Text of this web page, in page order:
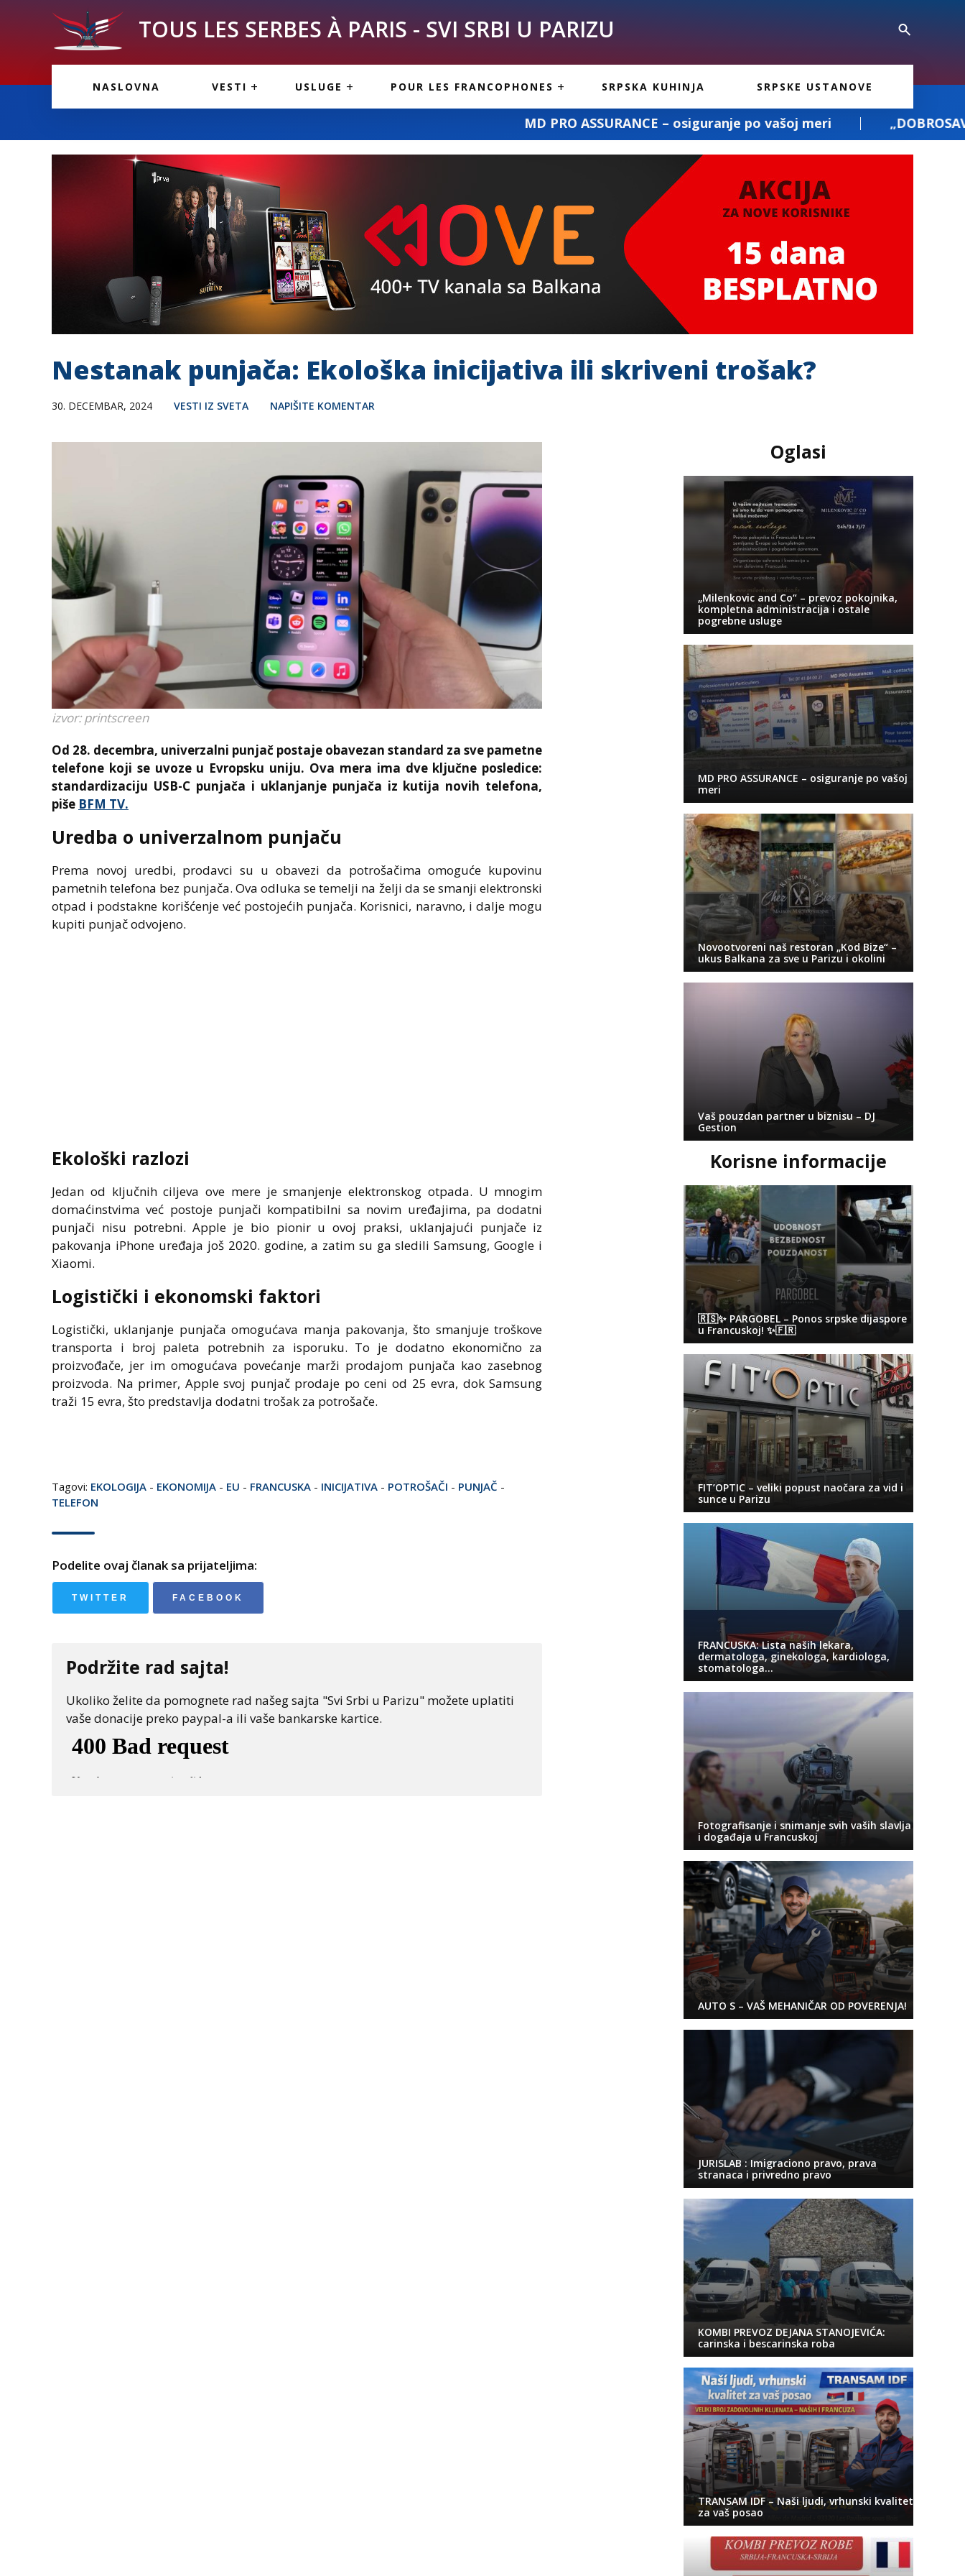
TOUS LES SERBES À PARIS - SVI SRBI U PARIZU
NASLOVNA VESTI USLUGE
INFORMACIJE
POUR LES FRANCOPHONES
PARIS
CUISINE SERBE
SRPSKA KUHINJA SRPSKE USTANOVE
MD PRO ASSURANCE – osiguranje po vašoj meri „DOBROSAV PREVOZ“:
Nestanak punjača: Ekološka inicijativa ili skriveni trošak?
30. DECEMBAR, 2024 VESTI IZ SVETA NAPIŠITE KOMENTAR
izvor: printscreen
Od 28. decembra, univerzalni punjač postaje obavezan standard za sve pametne
telefone koji se uvoze u Evropsku uniju. Ova mera ima dve ključne posledice:
standardizaciju USB-C punjača i uklanjanje punjača iz kutija novih telefona,
piše BFM TV.
Uredba o univerzalnom punjaču
Prema novoj uredbi, prodavci su u obavezi da potrošačima omoguće kupovinu
pametnih telefona bez punjača. Ova odluka se temelji na želji da se smanji elektronski
otpad i podstakne korišćenje već postojećih punjača. Korisnici, naravno, i dalje mogu
kupiti punjač odvojeno.
Ekološki razlozi
Jedan od ključnih ciljeva ove mere je smanjenje elektronskog otpada. U mnogim
domaćinstvima već postoje punjači kompatibilni sa novim uređajima, pa dodatni
punjači nisu potrebni. Apple je bio pionir u ovoj praksi, uklanjajući punjače iz
pakovanja iPhone uređaja još 2020. godine, a zatim su ga sledili Samsung, Google i
Xiaomi.
Logistički i ekonomski faktori
Logistički, uklanjanje punjača omogućava manja pakovanja, što smanjuje troškove
transporta i broj paleta potrebnih za isporuku. To je dodatno ekonomično za
proizvođače, jer im omogućava povećanje marži prodajom punjača kao zasebnog
proizvoda. Na primer, Apple svoj punjač prodaje po ceni od 25 evra, dok Samsung
traži 15 evra, što predstavlja dodatni trošak za potrošače.
Tagovi: EKOLOGIJA - EKONOMIJA - EU - FRANCUSKA - INICIJATIVA - POTROŠAČI - PUNJAČ -
TELEFON
Podelite ovaj članak sa prijateljima:
TWITTER FACEBOOK
Podržite rad sajta!
Ukoliko želite da pomognete rad našeg sajta "Svi Srbi u Parizu" možete uplatiti
vaše donacije preko paypal-a ili vaše bankarske kartice.
Oglasi
„Milenkovic and Co“ – prevoz pokojnika,
kompletna administracija i ostale
pogrebne usluge
MD PRO ASSURANCE – osiguranje po vašoj
meri
Novootvoreni naš restoran „Kod Bize“ –
ukus Balkana za sve u Parizu i okolini
Vaš pouzdan partner u biznisu – DJ
Gestion
Korisne informacije
🇷🇸✨ PARGOBEL – Ponos srpske dijaspore
u Francuskoj! ✨🇫🇷
FIT’OPTIC – veliki popust naočara za vid i
sunce u Parizu
FRANCUSKA: Lista naših lekara,
dermatologa, ginekologa, kardiologa,
stomatologa…
Fotografisanje i snimanje svih vaših slavlja
i događaja u Francuskoj
AUTO S – VAŠ MEHANIČAR OD POVERENJA!
JURISLAB : Imigraciono pravo, prava
stranaca i privredno pravo
KOMBI PREVOZ DEJANA STANOJEVIĆA:
carinska i bescarinska roba
TRANSAM IDF – Naši ljudi, vrhunski kvalitet
za vaš posao